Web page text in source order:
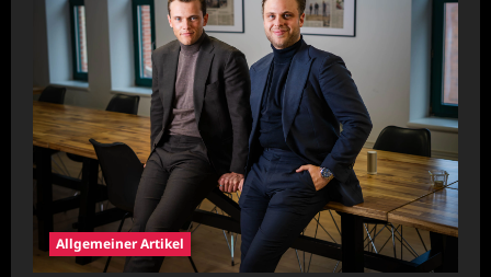
Allgemeiner Artikel